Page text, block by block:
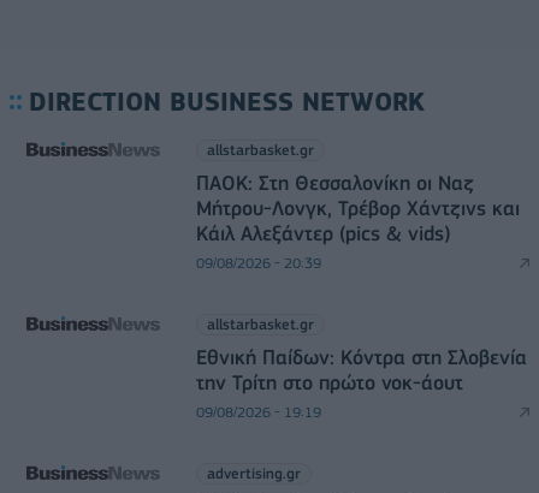
DIRECTION BUSINESS NETWORK
allstarbasket.gr
ΠΑΟΚ: Στη Θεσσαλονίκη οι Ναζ
Μήτρου-Λονγκ, Τρέβορ Χάντζινς και
Κάιλ Αλεξάντερ (pics & vids)
09/08/2026 - 20:39
allstarbasket.gr
Εθνική Παίδων: Κόντρα στη Σλοβενία
την Τρίτη στο πρώτο νοκ-άουτ
09/08/2026 - 19:19
advertising.gr